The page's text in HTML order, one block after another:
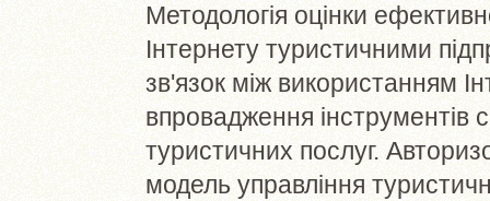
Методологія оцінки
Інтернету туристичними
зв'язок між використанням
впровадження інструментів
туристичних послуг.
модель управління